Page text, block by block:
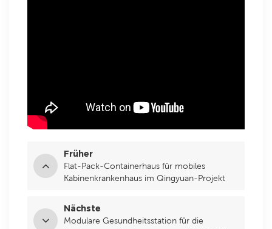
Früher
Flat-Pack-Containerhaus für mobiles
Kabinenkrankenhaus im Qingyuan-Projekt
Nächste
Modulare Gesundheitsstation für die